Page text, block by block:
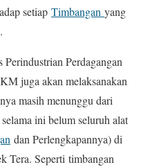
setiap Timbangan yang
Perdagangan
juga akan melaksanakan
masih menunggu dari
ini belum seluruh alat
dan Perlengkapannya) di
Tera. Seperti timbangan